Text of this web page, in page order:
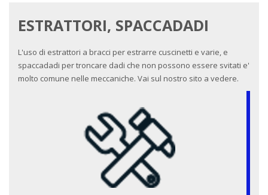
ESTRATTORI, SPACCADADI
L'uso di estrattori a bracci per estrarre cuscinetti e varie, e
spaccadadi per troncare dadi che non possono essere svitati e'
molto comune nelle meccaniche. Vai sul nostro sito a vedere.